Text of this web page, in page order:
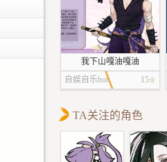
我下山嘎油嘎油
自娱自乐bot
15
TA关注的角色